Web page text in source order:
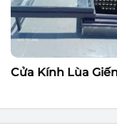
Cửa Kính Lùa